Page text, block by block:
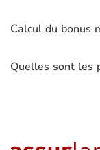
Calcul du bonus
Quelles sont les